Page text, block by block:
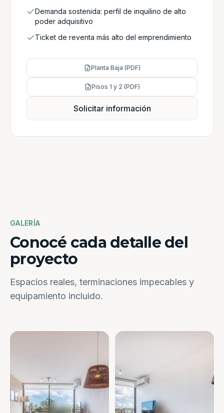
Demanda sostenida: perfil de inquilino de alto
poder adquisitivo
Ticket de reventa más alto del emprendimiento
Planta Baja (PDF)
Pisos 1 y 2 (PDF)
Solicitar información
GALERÍA
Conocé cada detalle del
proyecto
Espacios reales, terminaciones impecables y
equipamiento incluido.